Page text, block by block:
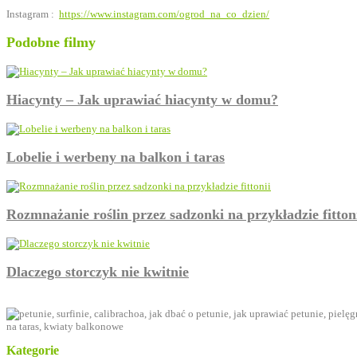
Instagram : https://www.instagram.com/ogrod_na_co_dzien/
Podobne filmy
Hiacynty – Jak uprawiać hiacynty w domu?
Lobelie i werbeny na balkon i taras
Rozmnażanie roślin przez sadzonki na przykładzie
Dlaczego storczyk nie kwitnie
Kategorie